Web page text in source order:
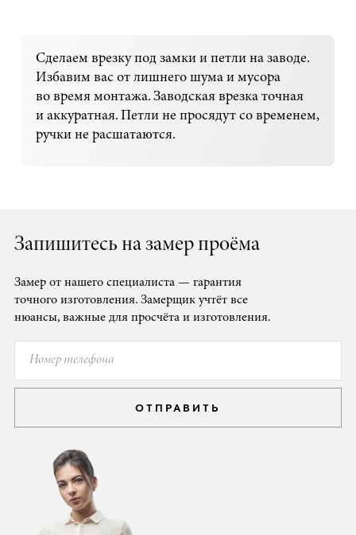
Сделаем врезку под замки и петли на заводе.
Избавим вас от лишнего шума и мусора
во время монтажа. Заводская врезка точная
и аккуратная. Петли не просядут со временем,
ручки не расшатаются.
Запишитесь на замер проёма
Замер от нашего специалиста — гарантия
точного изготовления. Замерщик учтёт все
нюансы, важные для просчёта и изготовления.
ОТПРАВИТЬ